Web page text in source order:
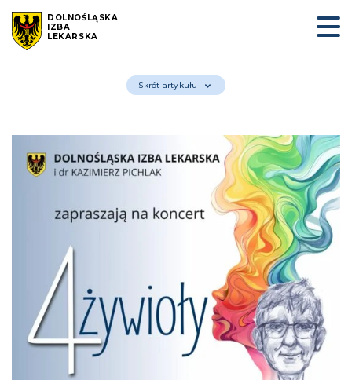
DOLNOŚLĄSKA
IZBA
LEKARSKA
Skrót artykułu